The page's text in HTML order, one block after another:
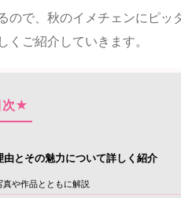
ので、秋のイメチェンにピッ
ご紹介していきます。
次★
とその魅力について詳しく紹介
や作品とともに解説